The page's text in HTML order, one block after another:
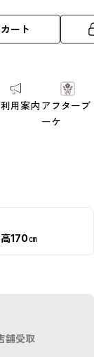
カート
用案内 アフターブ
ーケ
170㎝
舗受取